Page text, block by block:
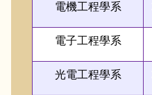
電機工程學系
電子工程學系
光電工程學系